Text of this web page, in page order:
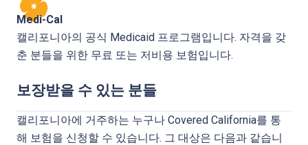
Medi-Cal
캘리포니아의 공식 Medicaid 프로그램입니다. 자격을 갖
춘 분들을 위한 무료 또는 저비용 보험입니다.
보장받을 수 있는 분들
캘리포니아에 거주하는 누구나 Covered California를 통
해 보험을 신청할 수 있습니다. 그 대상은 다음과 같습니